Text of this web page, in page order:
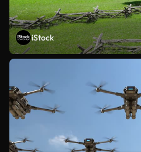
iStock